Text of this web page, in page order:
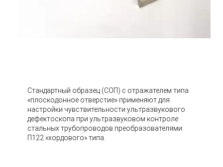
Стандартный образец (СОП) с отражателем типа
«плоскодонное отверстие» применяют для
настройки чувствительности ультразвукового
дефектоскопа при ультразвуковом контроле
стальных трубопроводов преобразователями
П122 «хордового» типа.